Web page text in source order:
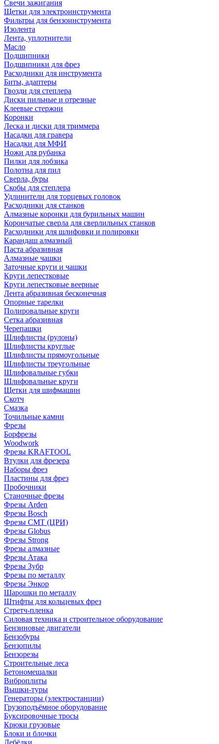
Свечи зажигания
Щетки для электроинструмента
Фильтры для бензоинструмента
Изолента
Лента, уплотнители
Масло
Подшипники
Подшипники для фрез
Расходники для инструмента
Биты, адаптеры
Гвозди для степлера
Диски пильные и отрезные
Клеевые стержни
Коронки
Леска и диски для триммера
Насадки для гравера
Насадки для МФИ
Ножи для рубанка
Пилки для лобзика
Полотна для пил
Сверла, буры
Скобы для степлера
Удлинители для торцевых головок
Расходники для станков
Алмазные коронки для бурильных машин
Корончатые сверла для сверлильных станков
Расходники для шлифовки и полировки
Карандаш алмазный
Паста абразивная
Алмазные чашки
Заточные круги и чашки
Круги лепестковые
Круги лепестковые веерные
Лента абразивная бесконечная
Опорные тарелки
Полировальные круги
Сетка абразивная
Черепашки
Шлифлисты (рулоны)
Шлифлисты круглые
Шлифлисты прямоугольные
Шлифлисты треугольные
Шлифовальные губки
Шлифовальные круги
Щетки для шифмашин
Скотч
Смазка
Точильные камни
Фрезы
Борфрезы
Woodwork
Фрезы KRAFTOOL
Втулки для фрезера
Наборы фрез
Пластины для фрез
Пробочники
Станочные фрезы
Фрезы Arden
Фрезы Bosch
Фрезы CMT (ЦРИ)
Фрезы Globus
Фрезы Strong
Фрезы алмазные
Фрезы Атака
Фрезы Зубр
Фрезы по металлу
Фрезы Энкор
Шарошки по металлу
Штифты для кольцевых фрез
Стретч-пленка
Силовая техника и строительное оборудование
Бензиновые двигатели
Бензобуры
Бензопилы
Бензорезы
Строительные леса
Бетономешалки
Виброплиты
Вышки-туры
Генераторы (электростанции)
Грузоподъёмное оборудование
Буксировочные тросы
Крюки грузовые
Блоки и блочки
Лебёдки